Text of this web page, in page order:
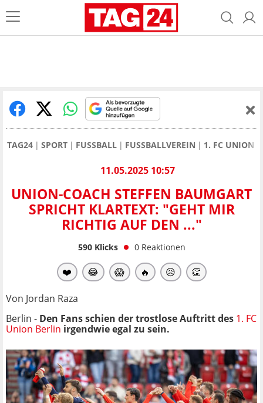
TAG24 SPORT FUSSBALL FUSSBALLVEREIN 1. FC UNION
11.05.2025 10:57
UNION-COACH STEFFEN BAUMGART
SPRICHT KLARTEXT: "GEHT MIR
RICHTIG AUF DEN ..."
590Klicks 0 Reaktionen
❤️ 😂 😱 🔥 😥 👏
Von Jordan Raza
Berlin - Den Fans schien der trostlose Auftritt des 1. FC
Union Berlin irgendwie egal zu sein.